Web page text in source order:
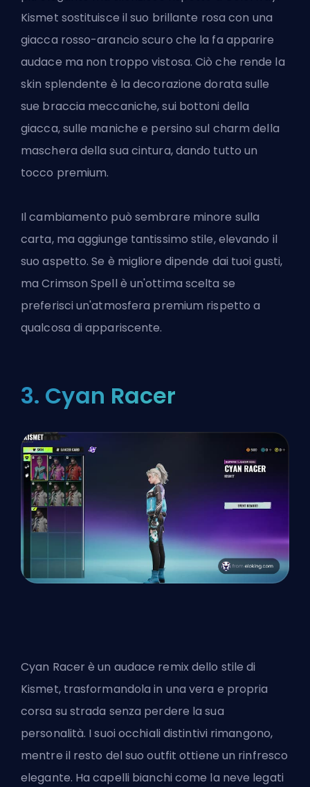
Kismet sostituisce il suo brillante rosa con una
giacca rosso-arancio scuro che la fa apparire
audace ma non troppo vistosa. Ciò che rende la
skin splendente è la decorazione dorata sulle
sue braccia meccaniche, sui bottoni della
giacca, sulle maniche e persino sul charm della
maschera della sua cintura, dando tutto un
tocco premium.
Il cambiamento può sembrare minore sulla
carta, ma aggiunge tantissimo stile, elevando il
suo aspetto. Se è migliore dipende dai tuoi gusti,
ma Crimson Spell è un'ottima scelta se
preferisci un'atmosfera premium rispetto a
qualcosa di appariscente.
3. Cyan Racer
Cyan Racer è un audace remix dello stile di
Kismet, trasformandola in una vera e propria
corsa su strada senza perdere la sua
personalità. I suoi occhiali distintivi rimangono,
mentre il resto del suo outfit ottiene un rinfresco
elegante. Ha capelli bianchi come la neve legati